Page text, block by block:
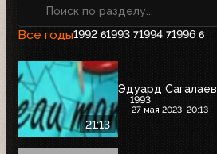
Все годы1992 61993 71994 71996 6
21:13
Эдуард Сагалаев
1993
27 мая 2023, 20:13